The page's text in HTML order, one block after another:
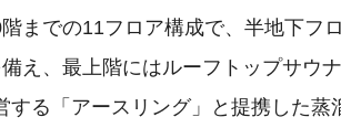
までの11フロア構成で、半地下フ
え、最上階にはルーフトップサウ
する「アースリング」と提携した蒸